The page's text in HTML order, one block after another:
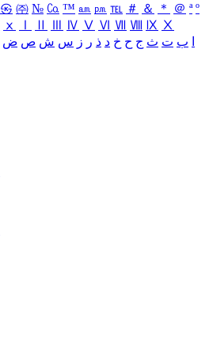
㉿ ㈜ № ㏇ ™ ㏂ ㏘ ℡ ＃ ＆ ＊ ＠ ª º
ⅹ Ⅳ Ⅴ Ⅵ Ⅶ Ⅷ Ⅸ Ⅹ
ب ت ث ج ح خ د ذ ر ز س ش ص ض